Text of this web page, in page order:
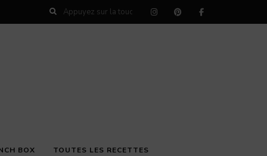
BOX TOUTES LES RECETTES